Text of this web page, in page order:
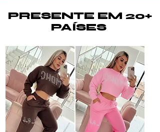
PRESENTE EM 20+
PAÍSES